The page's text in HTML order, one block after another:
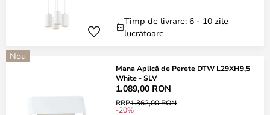
Timp de livrare: 6 - 10 zile
lucrătoare
Nou
Mana Aplică de Perete DTW L29XH9,5
White - SLV
1.089,00 RON
RRP1.362,00 RON
-20%